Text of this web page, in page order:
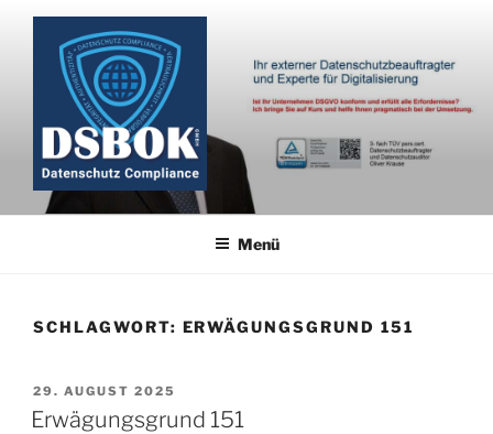
Zum
springen
Menü
SCHLAGWORT: ERWÄGUNGSGRUND 151
VERÖFFENTLICHT
AM
29. AUGUST 2025
Erwägungsgrund 151